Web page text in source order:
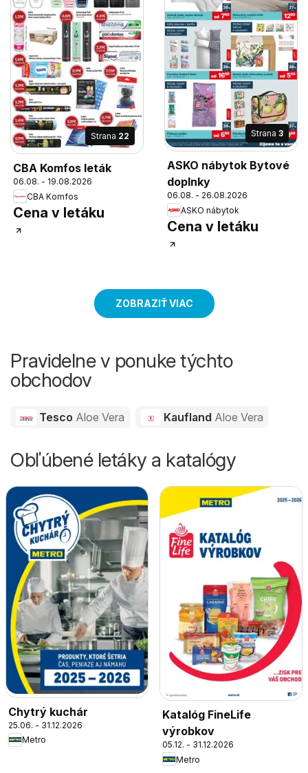
Strana 22
CBA Komfos leták
06.08. - 19.08.2026
CBA Komfos
Cena v letáku
Strana 3
ASKO nábytok Bytové
doplnky
06.08. - 26.08.2026
ASKO nábytok
Cena v letáku
ZOBRAZIŤ VIAC
Pravidelne v ponuke týchto
obchodov
Tesco Aloe Vera Kaufland Aloe Vera
Obľúbené letáky a katalógy
Chytrý kuchár
25.06. - 31.12.2026
Metro
Katalóg FineLife
výrobkov
05.12. - 31.12.2026
Metro